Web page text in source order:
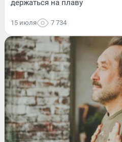
держаться на плаву
15 июля 7 734